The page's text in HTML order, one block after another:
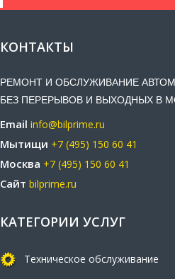
КОНТАКТЫ
РЕМОНТ И ОБСЛУЖИВАНИЕ
БЕЗ ПЕРЕРЫВОВ И ВЫХОДНЫХ В
Email info@bilprime.ru
Мытищи +7 (495) 150 60 41
Москва +7 (495) 150 60 41
Сайт bilprime.ru
КАТЕГОРИИ УСЛУГ
Техническое обслуживание